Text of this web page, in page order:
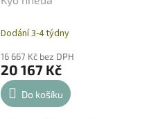
Dodání 3-4 týdny
16 667 Kč bez DPH
20 167 Kč
Do košíku